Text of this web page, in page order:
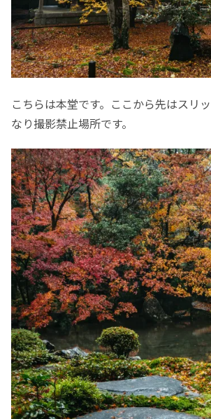
こちらは本堂です。ここから先はスリ
なり撮影禁止場所です。